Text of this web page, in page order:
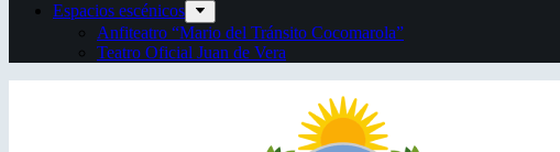
Espacios escénicos
Anfiteatro “Mario del Tránsito Cocomarola”
Teatro Oficial Juan de Vera